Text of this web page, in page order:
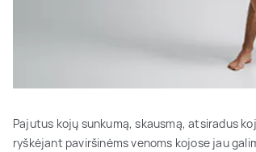
Pajutus kojų sunkumą, skausmą, atsiradus
ryškėjant paviršinėms venoms kojose jau